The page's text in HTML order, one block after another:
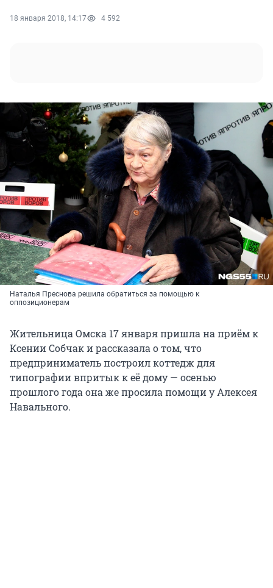
18 января 2018, 14:17 4 592
Наталья Преснова решила обратиться за помощью к
оппозиционерам
Жительница Омска 17 января пришла на приём к
Ксении Собчак и рассказала о том, что
предприниматель построил коттедж для
типографии впритык к её дому — осенью
прошлого года она же просила помощи у Алексея
Навального.